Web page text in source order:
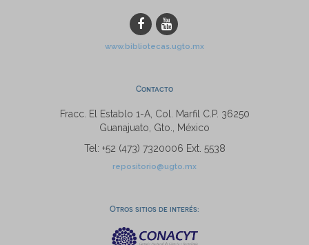
www.bibliotecas.ugto.mx
Contacto
Fracc. El Establo 1-A, Col. Marfil C.P. 36250
Guanajuato, Gto., México
Tel: +52 (473) 7320006 Ext. 5538
repositorio@ugto.mx
Otros sitios de interés: